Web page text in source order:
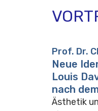
Prof. Dr.
Neue
Louis
nach
Ästhetik